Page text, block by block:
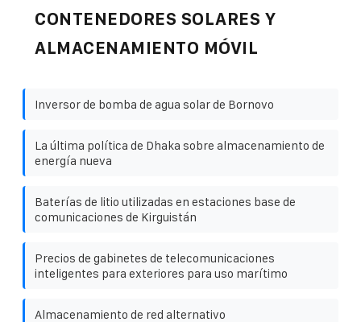
CONTENEDORES SOLARES Y
ALMACENAMIENTO MÓVIL
Inversor de bomba de agua solar de Bornovo
La última política de Dhaka sobre almacenamiento de
energía nueva
Baterías de litio utilizadas en estaciones base de
comunicaciones de Kirguistán
Precios de gabinetes de telecomunicaciones
inteligentes para exteriores para uso marítimo
Almacenamiento de red alternativo